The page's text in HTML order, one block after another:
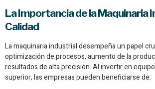
La Importancia de la Maquinaria
Calidad
La maquinaria industrial desempeña un papel
optimización de procesos, aumento de la
resultados de alta precisión. Al invertir en
superior, las empresas pueden beneficiarse de: